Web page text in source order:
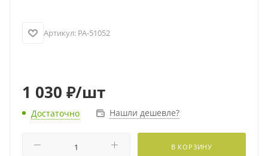
Артикул: PA-51052
1 030 ₽/шт
Достаточно Нашли дешевле?
В КОРЗИНУ